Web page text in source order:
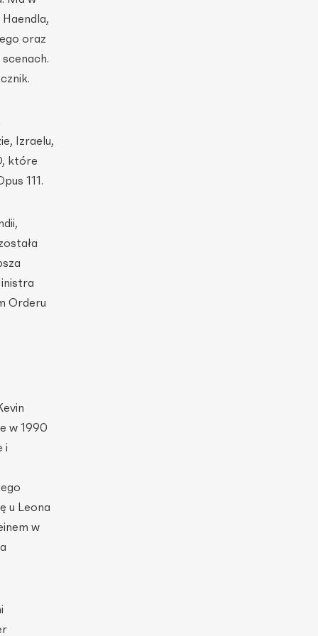
oraz
Izraelu,
które
111.
Orderu
w 1990
i
u Leona
w